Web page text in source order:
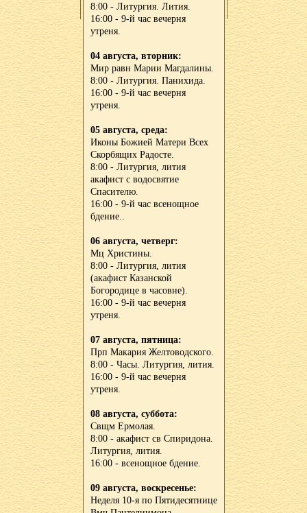
8:00 - Литургия. Лития.
16:00 - 9-й час вечерня
утреня.
04 августа, вторник:
Мир равн Марии Магдалины.
8:00 - Литургия. Панихида.
16:00 - 9-й час вечерня
утреня.
05 августа, среда:
Иконы Божией Матери Всех
Скорбящих Радосте.
8:00 - Литургия, лития
акафист с водосвятие
Спасителю.
16:00 - 9-й час всенощное
бдение..
06 августа, четверг:
Мц Христины.
8:00 - Литургия, лития
(акафист Казанской
Богородице в часовне).
16:00 - 9-й час вечерня
утреня.
07 августа, пятница:
Прп Макария Желтоводского.
8:00 - Часы. Литургия, лития.
16:00 - 9-й час вечерня
утреня.
08 августа, суббота:
Свщм Ермолая.
8:00 - акафист св Спиридона.
Литургия, лития.
16:00 - всенощное бдение.
09 августа, воскресенье:
Неделя 10-я по Пятидесятнице